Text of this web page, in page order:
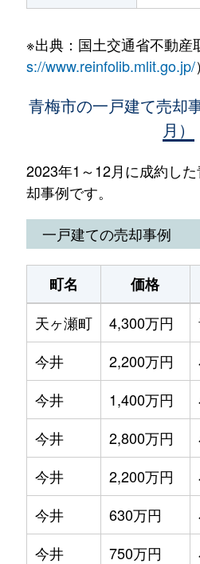
※出典：国土交通省不動産
s://www.reinfolib.mlit.go.jp/
青梅市の一戸建て売却
月）
2023年1～12月に成約し
却事例です。
一戸建ての売却事例
町名 価格
天ヶ瀬町
4,300万円
今井
2,200万円
今井
1,400万円
今井
2,800万円
今井
2,200万円
今井
630万円
今井
750万円